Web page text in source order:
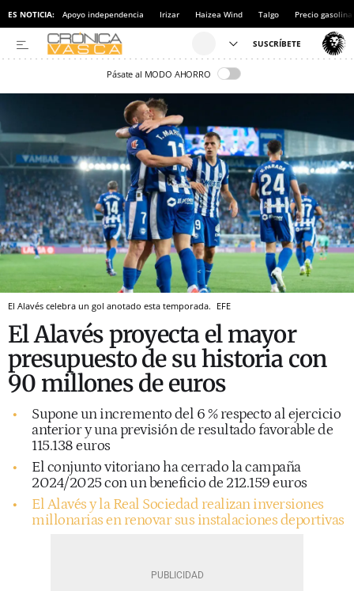
ES NOTICIA: Apoyo independencia Irizar Haizea Wind Talgo Precio gasolina
Pásate al MODO AHORRO
El Alavés celebra un gol anotado esta temporada. EFE
El Alavés proyecta el mayor
presupuesto de su historia con
90 millones de euros
Supone un incremento del 6 % respecto al ejercicio
anterior y una previsión de resultado favorable de
115.138 euros
El conjunto vitoriano ha cerrado la campaña
2024/2025 con un beneficio de 212.159 euros
El Alavés y la Real Sociedad realizan inversiones
millonarias en renovar sus instalaciones deportivas